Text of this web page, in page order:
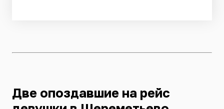
Две опоздавшие на рейс